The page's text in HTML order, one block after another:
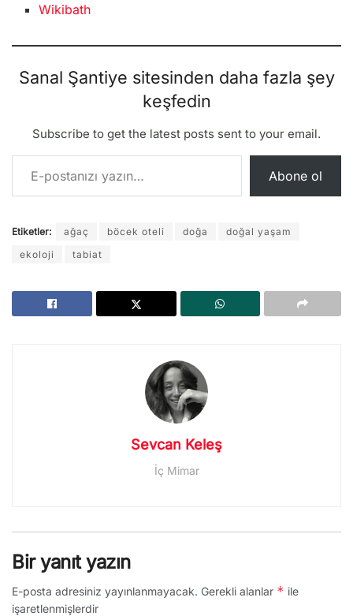
Wikibath
Sanal Şantiye sitesinden daha fazla şey
keşfedin
Subscribe to get the latest posts sent to your email.
E-postanızı yazın…
Abone ol
Etiketler: ağaç böcek oteli doğa
doğal yaşam
ekoloji
tabiat
Sevcan Keleş
İç Mimar
Bir yanıt yazın
E-posta adresiniz yayınlanmayacak. Gerekli alanlar * ile
işaretlenmişlerdir